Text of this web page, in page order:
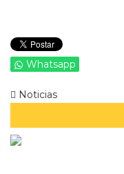
Whatsapp
Noticias